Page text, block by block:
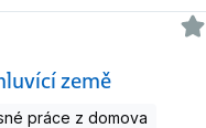
země
práce z domova